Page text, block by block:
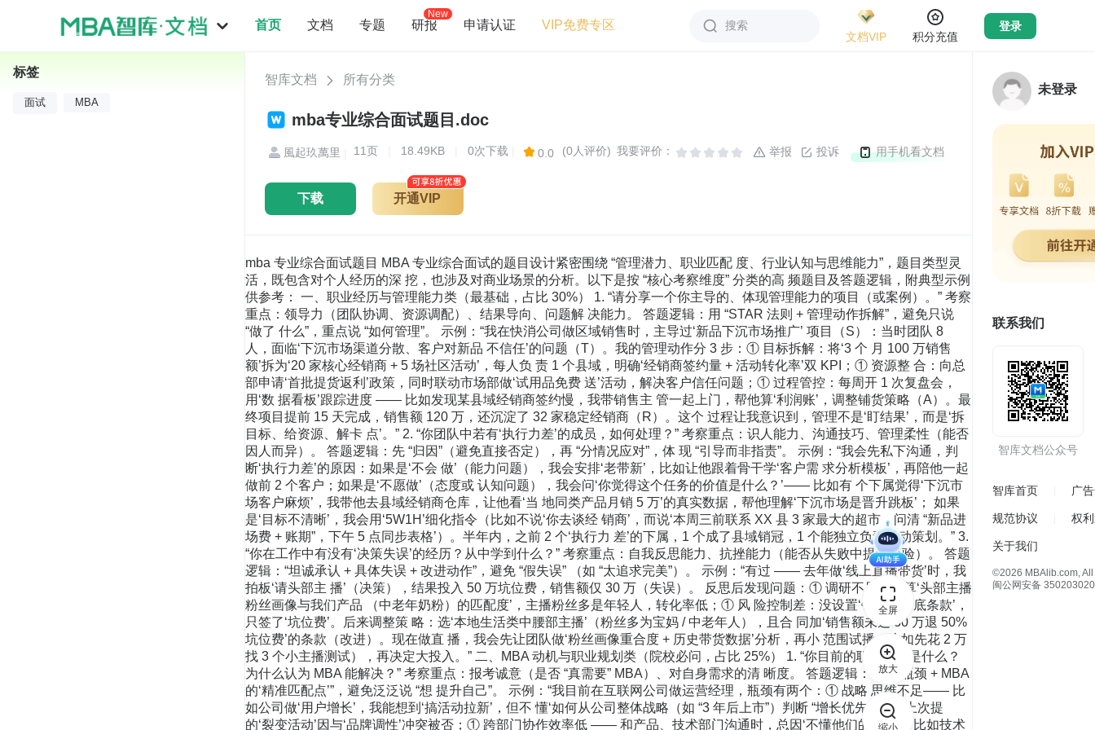
首页 文档 专题 研报
New
申请认证 VIP免费专区
搜索
文档VIP
积分充值
登录
智库文档 所有分类
mba专业综合面试题目.doc
風起玖萬里 11页 18.49KB 0次下载 0.0 (0人评价) 我要评价： 投诉
举报 用手机看文档
下载 开通VIP
mba 专业综合面试题目 MBA 专业综合面试的题目设计紧密围绕 “管理潜力、职业匹配 度、行业认知与思维能力”，题目类型灵
活，既包含对个人经历的深 挖，也涉及对商业场景的分析。以下是按 “核心考察维度” 分类的高 频题目及答题逻辑，附典型示例
供参考： 一、职业经历与管理能力类（最基础，占比 30%） 1. “请分享一个你主导的、体现管理能力的项目（或案例）。” 考察
重点：领导力（团队协调、资源调配）、结果导向、问题解 决能力。 答题逻辑：用 “STAR 法则 + 管理动作拆解”，避免只说
“做了 什么”，重点说 “如何管理”。 示例：“我在快消公司做区域销售时，主导过‘新品下沉市场推广’ 项目（S）：当时团队 8
人，面临‘下沉市场渠道分散、客户对新品 不信任’的问题（T）。我的管理动作分 3 步：① 目标拆解：将‘3 个 月 100 万销售
额’拆为‘20 家核心经销商 + 5 场社区活动’，每人负 责 1 个县域，明确‘经销商签约量 + 活动转化率’双 KPI；① 资源整 合：向总
部申请‘首批提货返利’政策，同时联动市场部做‘试用品免费 送’活动，解决客户信任问题；① 过程管控：每周开 1 次复盘会，
用‘数 据看板’跟踪进度 —— 比如发现某县域经销商签约慢，我带销售主 管一起上门，帮他算‘利润账’，调整铺货策略（A）。最
终项目提前 15 天完成，销售额 120 万，还沉淀了 32 家稳定经销商（R）。这个 过程让我意识到，管理不是‘盯结果’，而是‘拆
目标、给资源、解卡 点’。” 2. “你团队中若有‘执行力差’的成员，如何处理？” 考察重点：识人能力、沟通技巧、管理柔性（能否
因人而异）。 答题逻辑：先 “归因”（避免直接否定），再 “分情况应对”，体 现 “引导而非指责”。 示例：“我会先私下沟通，判
断‘执行力差’的原因：如果是‘不会 做’（能力问题），我会安排‘老带新’，比如让他跟着骨干学‘客户需 求分析模板’，再陪他一起
做前 2 个客户；如果是‘不愿做’（态度或 认知问题），我会问‘你觉得这个任务的价值是什么？’—— 比如有 个下属觉得‘下沉市
场客户麻烦’，我带他去县域经销商仓库，让他看‘当 地同类产品月销 5 万’的真实数据，帮他理解‘下沉市场是晋升跳板’； 如果
是‘目标不清晰’，我会用‘5W1H’细化指令（比如不说‘你去谈经 销商’，而说‘本周三前联系 XX 县 3 家最大的超市，问清 “新品进
场费 + 账期”，下午 5 点同步表格’）。半年内，之前 2 个‘执行力 差’的下属，1 个成了县域销冠，1 个能独立负责活动策划。” 3.
“你在工作中有没有‘决策失误’的经历？从中学到什么？” 考察重点：自我反思能力、抗挫能力（能否从失败中提炼经验）。 答题
逻辑：“坦诚承认 + 具体失误 + 改进动作”，避免 “假失误” （如 “太追求完美”）。 示例：“有过 —— 去年做‘线上直播带货’时，我
拍板‘请头部主 播’（决策），结果投入 50 万坑位费，销售额仅 30 万（失误）。 反思后发现问题：① 调研不足：没算‘头部主播
粉丝画像与我们产品 （中老年奶粉）的匹配度’，主播粉丝多是年轻人，转化率低；① 风 险控制差：没设置‘销售额保底条款’，
只签了‘坑位费’。后来调整策 略：选‘本地生活类中腰部主播’（粉丝多为宝妈 / 中老年人），且合 同加‘销售额未达 30 万退 50%
坑位费’的条款（改进）。现在做直 播，我会先让团队做‘粉丝画像重合度 + 历史带货数据’分析，再小 范围试播（比如先花 2 万
找 3 个小主播测试），再决定大投入。” 二、MBA 动机与职业规划类（院校必问，占比 25%） 1. “你目前的职业瓶颈是什么？
为什么认为 MBA 能解决？” 考察重点：报考诚意（是否 “真需要” MBA）、对自身需求的清 晰度。 答题逻辑：“具体瓶颈 + MBA
的‘精准匹配点’”，避免泛泛说 “想 提升自己”。 示例：“我目前在互联网公司做运营经理，瓶颈有两个：① 战略 思维不足—— 比
如公司做‘用户增长’，我能想到‘搞活动拉新’，但不 懂‘如何从公司整体战略（如 “3 年后上市”）判断 “增长优先级”’， 上次提
的‘裂变活动’因与‘品牌调性’冲突被否；① 跨部门协作效率低 —— 和产品、技术部门沟通时，总因‘不懂他们的语言’（比如技术
标签
面试 MBA
未登录
联系我们
智库文档公众号
智库首页 广
规范协议 权
关于我们
©2026 MBAlib.com,
闽公网安备
全屏
放大
缩小